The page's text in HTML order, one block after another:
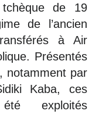
de 19
de l’ancien
à Air
Présentés
notamment par
Kaba, ces
exploités